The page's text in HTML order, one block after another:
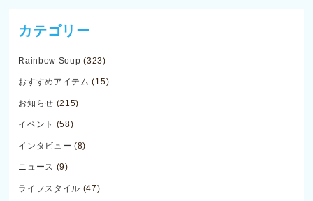
カテゴリー
Rainbow Soup (323)
おすすめアイテム (15)
お知らせ (215)
イベント (58)
インタビュー (8)
ニュース (9)
ライフスタイル (47)